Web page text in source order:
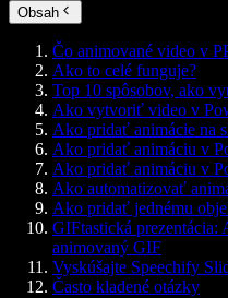
Obsah
Čo animované video v
Ako to celé funguje?
Top 10 spôsobov, ako
Ako vytvoriť video v
Ako pridať animácie na
Ako pridať animáciu v
Ako pridať animáciu v
Ako automatizovať
Ako pridať jednému
GIFtastická
animovaný GIF
Vyskúšajte Speechify
Často kladené otázky